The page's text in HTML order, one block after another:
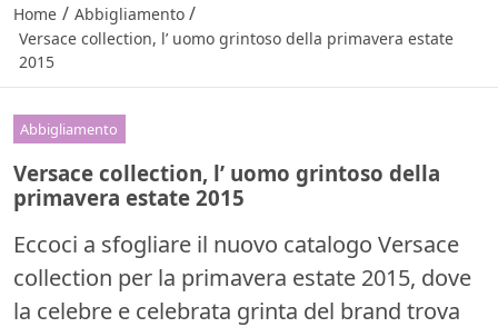
Home / Abbigliamento /
Versace collection, l’ uomo grintoso della primavera estate
2015
Abbigliamento
Versace collection, l’ uomo grintoso della
primavera estate 2015
Eccoci a sfogliare il nuovo catalogo Versace
collection per la primavera estate 2015, dove
la celebre e celebrata grinta del brand trova